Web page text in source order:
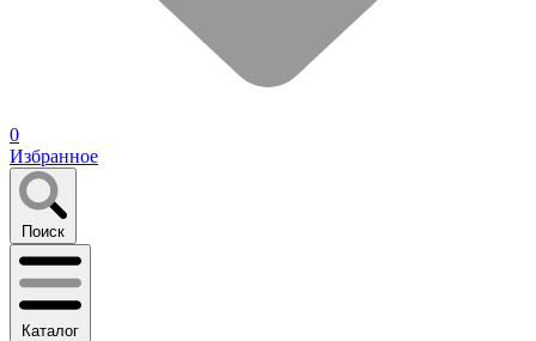
0
Избранное
Поиск
Каталог